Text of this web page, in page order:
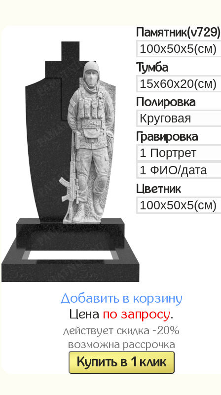
Памятник(v729)
Тумба
Полировка
Гравировка
Цветник
Добавить в корзину
Цена по запросу.
действует скидка -20%
возможна рассрочка
Купить в 1 клик